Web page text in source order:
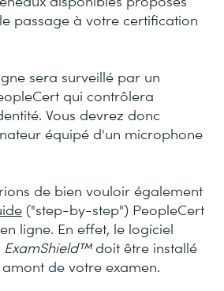
passage à votre certification
sera surveillé par un
qui contrôlera
Vous devrez donc
équipé d'un microphone
de bien vouloir également
("step-by-step") PeopleCert
ligne. En effet, le logiciel
ExamShield™doit être installé
de votre examen.